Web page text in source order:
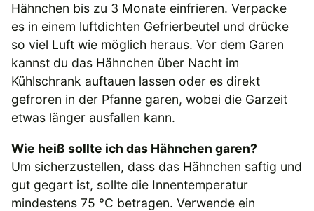
Hähnchen bis zu 3 Monate einfrieren. Verpacke
es in einem luftdichten Gefrierbeutel und drücke
so viel Luft wie möglich heraus. Vor dem Garen
kannst du das Hähnchen über Nacht im
Kühlschrank auftauen lassen oder es direkt
gefroren in der Pfanne garen, wobei die Garzeit
etwas länger ausfallen kann.
Wie heiß sollte ich das Hähnchen garen?
Um sicherzustellen, dass das Hähnchen saftig und
gut gegart ist, sollte die Innentemperatur
mindestens 75 °C betragen. Verwende ein